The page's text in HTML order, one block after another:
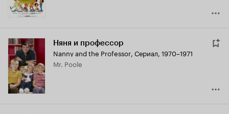
Няня и профессор
Nanny and the Professor, Сериал, 1970–1971
Mr. Poole